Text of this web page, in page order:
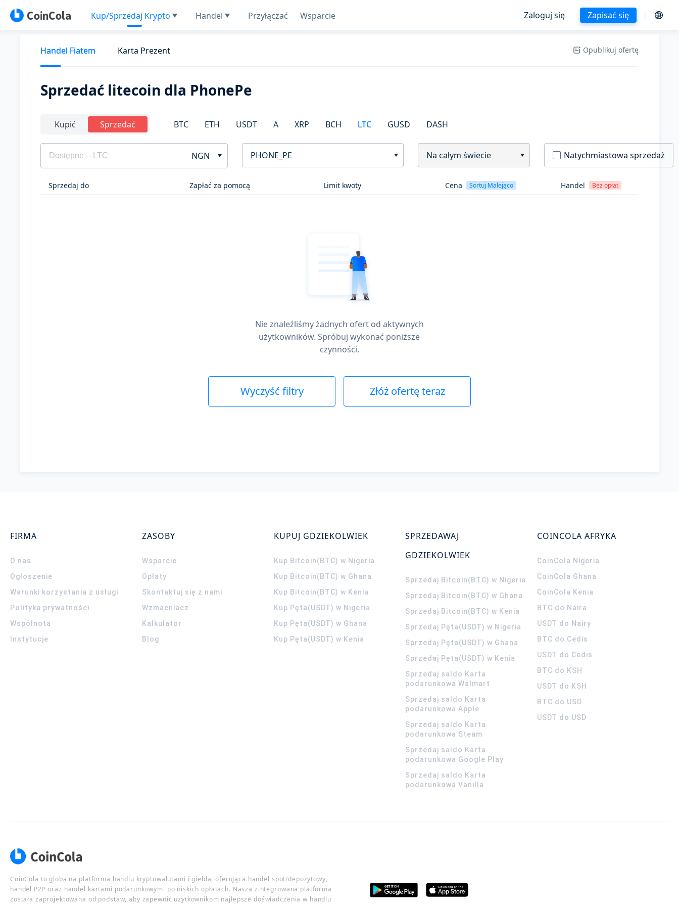
Kup/Sprzedaj Krypto Handel Przyłączać Wsparcie Zaloguj się Zapisać się
Handel Fiatem Karta Prezent Opublikuj ofertę
Sprzedać litecoin dla PhonePe
Kupić Sprzedać BTC ETH USDT A XRP BCH LTC GUSD DASH
NGN PHONE_PE Na całym świecie Natychmiastowa sprzedaż
Sprzedaj do Zapłać za pomocą Limit kwoty Cena Sortuj Malejąco Handel Bez opłat
Nie znaleźliśmy żadnych ofert od aktywnych
użytkowników. Spróbuj wykonać poniższe
czynności.
Wyczyść filtry Złóż ofertę teraz
FIRMA
O nas
Ogłoszenie
Warunki korzystania z usługi
Polityka prywatności
Wspólnota
Instytucje
ZASOBY
Wsparcie
Opłaty
Skontaktuj się z nami
Wzmacniacz
Kalkulator
Blog
KUPUJ GDZIEKOLWIEK
Kup Bitcoin(BTC) w Nigeria
Kup Bitcoin(BTC) w Ghana
Kup Bitcoin(BTC) w Kenia
Kup Pęta(USDT) w Nigeria
Kup Pęta(USDT) w Ghana
Kup Pęta(USDT) w Kenia
SPRZEDAWAJ
GDZIEKOLWIEK
Sprzedaj Bitcoin(BTC) w Nigeria
Sprzedaj Bitcoin(BTC) w Ghana
Sprzedaj Bitcoin(BTC) w Kenia
Sprzedaj Pęta(USDT) w Nigeria
Sprzedaj Pęta(USDT) w Ghana
Sprzedaj Pęta(USDT) w Kenia
Sprzedaj saldo Karta
podarunkowa Walmart
Sprzedaj saldo Karta
podarunkowa Apple
Sprzedaj saldo Karta
podarunkowa Steam
Sprzedaj saldo Karta
podarunkowa Google Play
Sprzedaj saldo Karta
podarunkowa Vanilla
COINCOLA AFRYKA
CoinCola Nigeria
CoinCola Ghana
CoinCola Kenia
BTC do Naira
USDT do Nairy
BTC do Cedis
USDT do Cedis
BTC do KSH
USDT do KSH
BTC do USD
USDT do USD
CoinCola to globalna platforma handlu kryptowalutami i giełda, oferująca handel spot/depozytowy,
handel P2P oraz handel kartami podarunkowymi po niskich opłatach. Nasza zintegrowana platforma
została zaprojektowana od podstaw, aby zapewnić użytkownikom najlepsze doświadczenia w handlu